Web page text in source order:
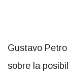
Gustavo
sobre la